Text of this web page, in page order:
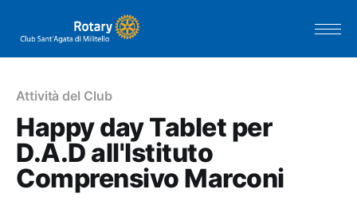
Attività del Club
Happy day Tablet per
D.A.D all'Istituto
Comprensivo Marconi